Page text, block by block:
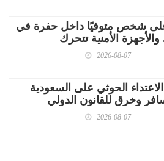
على شخص متوفيًا داخل حفرة في
والأجهزة الأمنية تتحرك
2026-08-07
الاعتداء الحوثي على السعودية
وخرق للقانون الدولي
2026-08-07